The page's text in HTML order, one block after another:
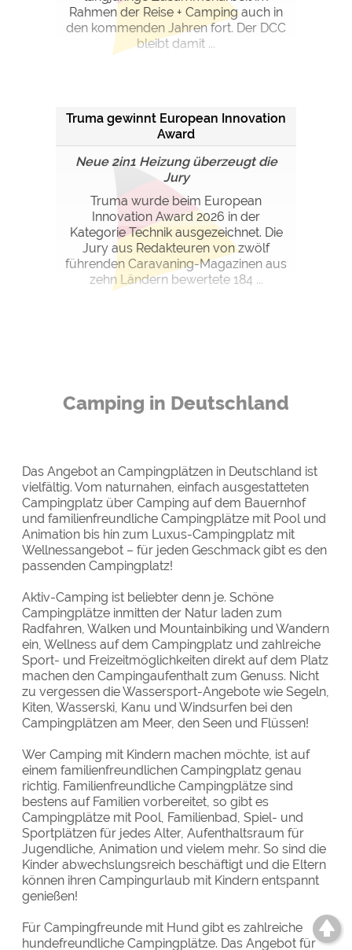
Rahmen der Reise + Camping auch in
den kommenden Jahren fort. Der DCC
bleibt damit ...
Truma gewinnt European Innovation
Award
Neue 2in1 Heizung überzeugt die
Jury
Truma wurde beim European
Innovation Award 2026 in der
Kategorie Technik ausgezeichnet. Die
Jury aus Redakteuren von zwölf
führenden Caravaning-Magazinen aus
zehn Ländern bewertete 184 ...
Camping in Deutschland
Das Angebot an Campingplätzen in Deutschland ist
vielfältig. Vom naturnahen, einfach ausgestatteten
Campingplatz über Camping auf dem Bauernhof
und familienfreundliche Campingplätze mit Pool und
Animation bis hin zum Luxus-Campingplatz mit
Wellnessangebot – für jeden Geschmack gibt es den
passenden Campingplatz!
Aktiv-Camping ist beliebter denn je. Schöne
Campingplätze inmitten der Natur laden zum
Radfahren, Walken und Mountainbiking und Wandern
ein, Wellness auf dem Campingplatz und zahlreiche
Sport- und Freizeitmöglichkeiten direkt auf dem Platz
machen den Campingaufenthalt zum Genuss. Nicht
zu vergessen die Wassersport-Angebote wie Segeln,
Kiten, Wasserski, Kanu und Windsurfen bei den
Campingplätzen am Meer, den Seen und Flüssen!
Wer Camping mit Kindern machen möchte, ist auf
einem familienfreundlichen Campingplatz genau
richtig. Familienfreundliche Campingplätze sind
bestens auf Familien vorbereitet, so gibt es
Campingplätze mit Pool, Familienbad, Spiel- und
Sportplätzen für jedes Alter, Aufenthaltsraum für
Jugendliche, Animation und vielem mehr. So sind die
Kinder abwechslungsreich beschäftigt und die Eltern
können ihren Campingurlaub mit Kindern entspannt
genießen!
Für Campingfreunde mit Hund gibt es zahlreiche
hundefreundliche Campingplätze. Das Angebot für